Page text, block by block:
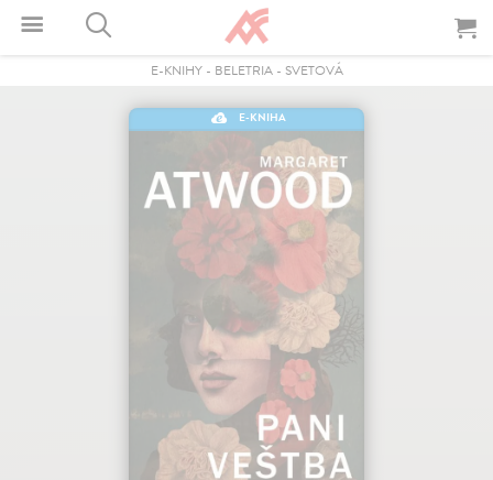
E-KNIHY- BELETRIA- SVETOVÁ
E-KNIHA